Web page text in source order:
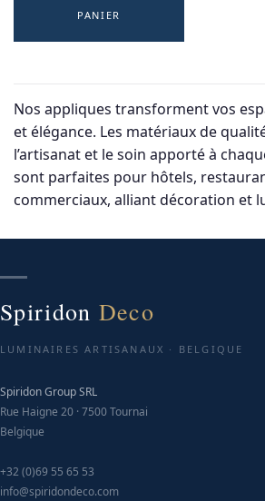
PANIER
Nos appliques transforment vos
et élégance. Les matériaux de
l’artisanat et le soin apporté à
sont parfaites pour hôtels,
commerciaux, alliant décoration et
Spiridon Deco
LUMINAIRES ARTISANAUX · BELGIQUE
Spiridon Group SRL
Rue Haigne 20 · 7500 Tournai
Belgique
+32 (0)69 55 65 53
info@spiridondeco.com